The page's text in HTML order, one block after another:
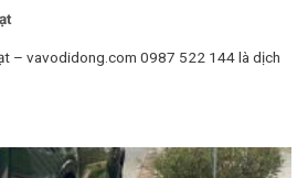
– vavodidong.com 0987 522 144 là dịch